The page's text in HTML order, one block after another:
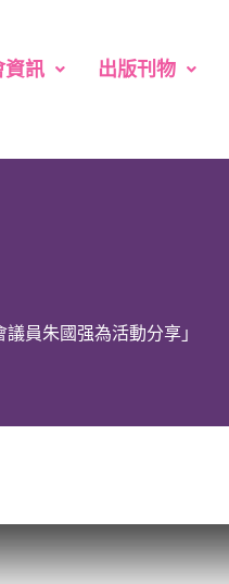
資訊 出版刊物
員朱國强為活動分享」